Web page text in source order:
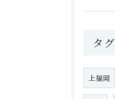
タグ
上福岡